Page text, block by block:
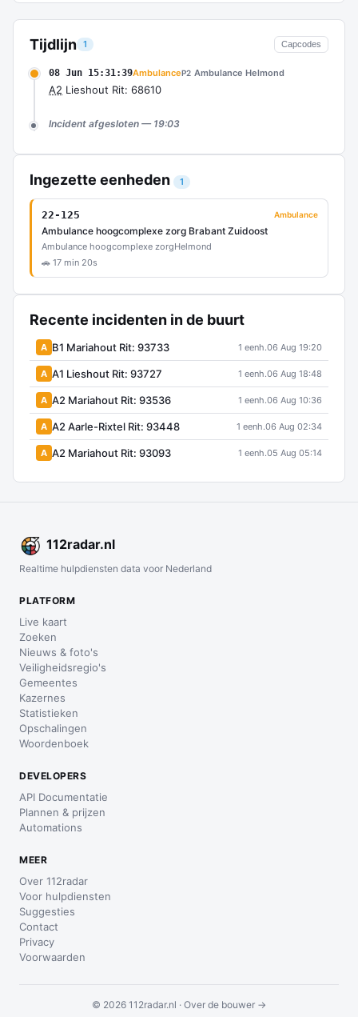
Tijdlijn 1 Capcodes
08 Jun 15:31:39AmbulanceP2 Ambulance Helmond
A2 Lieshout Rit: 68610
Incident afgesloten — 19:03
Ingezette eenheden 1
22-125 Ambulance
Ambulance hoogcomplexe zorg Brabant Zuidoost
Ambulance hoogcomplexe zorgHelmond
🚗 17 min 20s
Recente incidenten in de buurt
A B1 Mariahout Rit: 93733 1 eenh.06 Aug 19:20
A A1 Lieshout Rit: 93727 1 eenh.06 Aug 18:48
A A2 Mariahout Rit: 93536 1 eenh.06 Aug 10:36
A A2 Aarle-Rixtel Rit: 93448 1 eenh.06 Aug 02:34
A A2 Mariahout Rit: 93093 1 eenh.05 Aug 05:14
112radar.nl
Realtime hulpdiensten data voor Nederland
PLATFORM
Live kaart
Zoeken
Nieuws & foto's
Veiligheidsregio's
Gemeentes
Kazernes
Statistieken
Opschalingen
Woordenboek
DEVELOPERS
API Documentatie
Plannen & prijzen
Automations
MEER
Over 112radar
Voor hulpdiensten
Suggesties
Contact
Privacy
Voorwaarden
© 2026 112radar.nl · Over de bouwer →